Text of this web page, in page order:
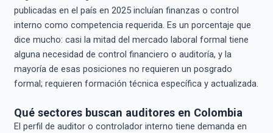
publicadas en el país en 2025 incluían finanzas o control
interno como competencia requerida. Es un porcentaje que
dice mucho: casi la mitad del mercado laboral formal tiene
alguna necesidad de control financiero o auditoría, y la
mayoría de esas posiciones no requieren un posgrado
formal; requieren formación técnica específica y actualizada.
Qué sectores buscan auditores en Colombia
El perfil de auditor o controlador interno tiene demanda en